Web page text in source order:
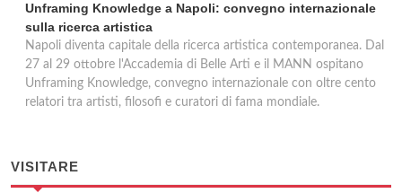
Unframing Knowledge a Napoli: convegno internazionale
sulla ricerca artistica
Napoli diventa capitale della ricerca artistica contemporanea. Dal
27 al 29 ottobre l'Accademia di Belle Arti e il MANN ospitano
Unframing Knowledge, convegno internazionale con oltre cento
relatori tra artisti, filosofi e curatori di fama mondiale.
VISITARE